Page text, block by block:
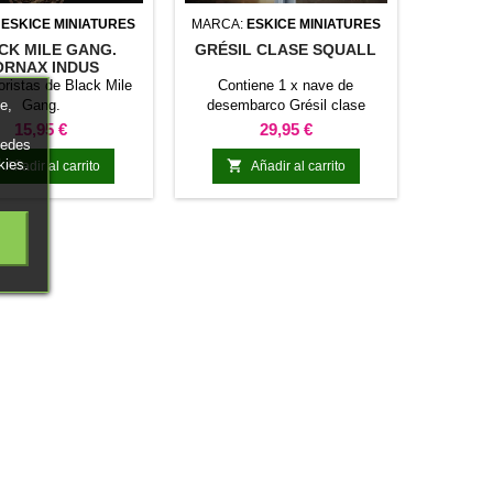
ESKICE MINIATURES
MILE GANG.
INDUS
de Black Mile
Gang.
Precio
15,95 €
Añadir al carrito
MARCA: ESKICE MINIATURES
GRÉSIL CLASE SQUALL
Contiene 1 x nave de
desembarco Grésil clase
Squall, tripulación completa y
Precio
29,95 €
 Añadir al carrito